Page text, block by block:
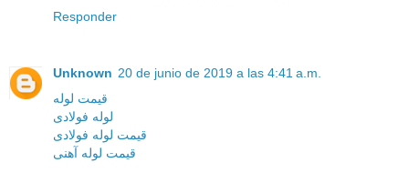
Responder
Unknown 20 de junio de 2019 a las 4:41 a.m.
قیمت لوله
لوله فولادی
قیمت لوله فولادی
قیمت لوله آهنی